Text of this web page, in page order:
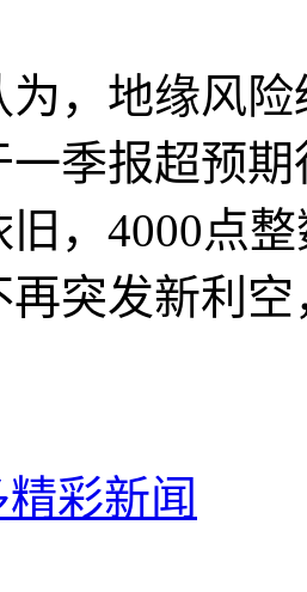
为，地缘风
一季报超预
，4000点
再突发新利
彩新闻